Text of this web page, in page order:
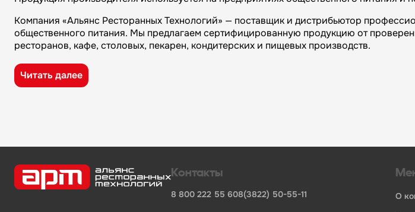
Компания «Альянс Ресторанных Технологий» — поставщик и дистрибьютор
общественного питания. Мы предлагаем сертифицированную продукцию от
ресторанов, кафе, столовых, пекарен, кондитерских и пищевых производств.
Преимущества компании «Альянс Ресторанных Технологий»:
широкий ассортимент оборудования, кухонного инвентаря и посуды для HoReCa
Бренд - Hicold
Читать далее
Контакты
8 800 222 55 608(3822) 50-55-11 о